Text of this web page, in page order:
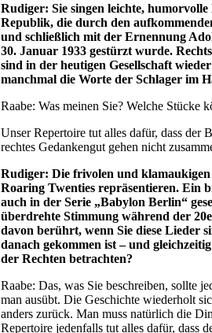
Rudiger: Sie singen leichte,
Republik, die durch den
und schließlich mit der Ernennung
30. Januar 1933 gestürzt wurde.
sind in der heutigen Gesellschaft
manchmal die Worte der Schlager im
Raabe: Was meinen Sie? Welche Stücke
Unser Repertoire tut alles dafür, dass der
rechtes Gedankengut gehen nicht
Rudiger: Die frivolen und klamaukigen
Roaring Twenties repräsentieren. Ein
auch in der Serie „Babylon Berlin“
überdrehte Stimmung während der
davon berührt, wenn Sie diese Lieder
danach gekommen ist – und
der Rechten betrachten?
Raabe: Das, was Sie beschreiben, sollte
man ausübt. Die Geschichte wiederholt
anders zurück. Man muss natürlich die
Repertoire jedenfalls tut alles dafür, dass